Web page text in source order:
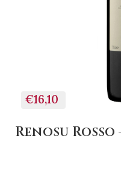
€16,10
Renosu